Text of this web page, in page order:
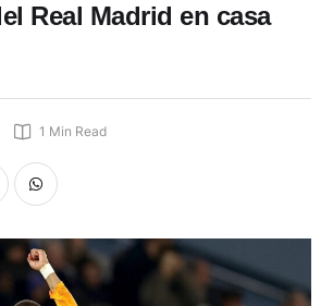
Real Madrid en casa
1 Min Read